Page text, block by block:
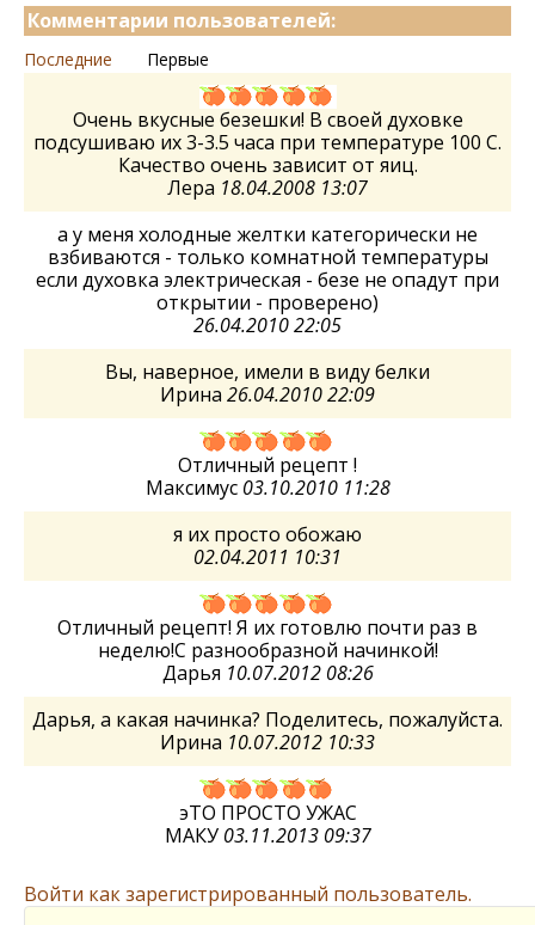
Комментарии пользователей:
Последние Первые
Очень вкусные безешки! В своей духовке
подсушиваю их 3-3.5 часа при температуре 100 С.
Качество очень зависит от яиц.
Лера 18.04.2008 13:07
а у меня холодные желтки категорически не
взбиваются - только комнатной температуры
если духовка электрическая - безе не опадут при
открытии - проверено)
26.04.2010 22:05
Вы, наверное, имели в виду белки
Ирина 26.04.2010 22:09
Отличный рецепт !
Максимус 03.10.2010 11:28
я их просто обожаю
02.04.2011 10:31
Отличный рецепт! Я их готовлю почти раз в
неделю!С разнообразной начинкой!
Дарья 10.07.2012 08:26
Дарья, а какая начинка? Поделитесь, пожалуйста.
Ирина 10.07.2012 10:33
эТО ПРОСТО УЖАС
МАКУ 03.11.2013 09:37
Войти как зарегистрированный пользователь.